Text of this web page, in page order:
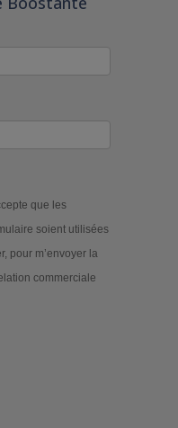
que les
soient utilisées
pour m’envoyer la
commerciale